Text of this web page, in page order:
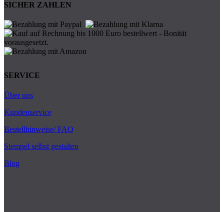
SICHER ZAHLEN
SERVICE
Über uns
Kundenservice
Bestellhinweise/ FAQ
Stempel selbst gestalten
Blog